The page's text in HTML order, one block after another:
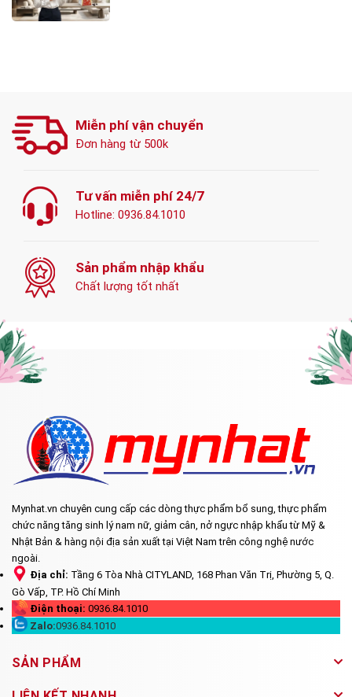
Miễn phí vận chuyển
Đơn hàng từ 500k
Tư vấn miễn phí 24/7
Hotline: 0936.84.1010
Sản phẩm nhập khẩu
Chất lượng tốt nhất
Mynhat.vn chuyên cung cấp các dòng thực phẩm bổ sung, thực phẩm
chức năng tăng sinh lý nam nữ, giảm cân, nở ngực nhập khẩu từ Mỹ &
Nhật Bản & hàng nội địa sản xuất tại Việt Nam trên công nghệ nước
ngoài.
Địa chỉ: Tầng 6 Tòa Nhà CITYLAND, 168 Phan Văn Trị, Phường 5, Q.
Gò Vấp, TP. Hồ Chí Minh
Điện thoại: 0936.84.1010
Zalo:0936.84.1010
SẢN PHẨM